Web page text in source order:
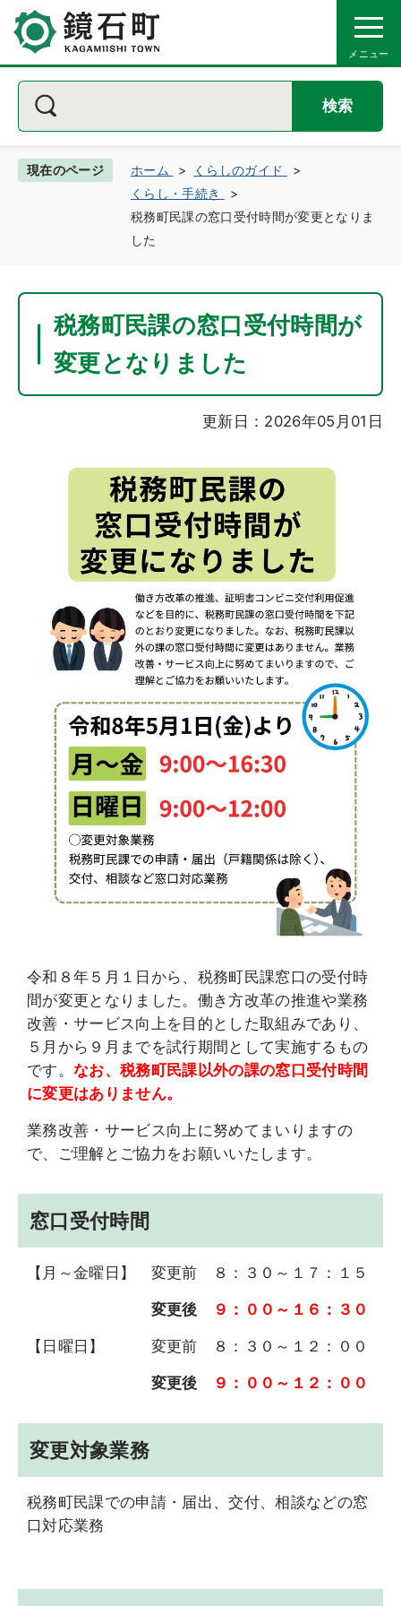
検索
現在のページ ホーム
くらしのガイド
くらし・手続き
税務町民課の窓口受付時間が変更となりま
した
税務町民課の窓口受付時間が
変更となりました
更新日：2026年05月01日
令和８年５月１日から、税務町民課窓口の受付時
間が変更となりました。働き方改革の推進や業務
改善・サービス向上を目的とした取組みであり、
５月から９月までを試行期間として実施するもの
です。なお、税務町民課以外の課の窓口受付時間
に変更はありません。
業務改善・サービス向上に努めてまいりますの
で、ご理解とご協力をお願いいたします。
窓口受付時間
【月～金曜日】 変更前 ８：３０～１７：１５
変更後 ９：００～１６：３０
【日曜日】 変更前 ８：３０～１２：００
変更後 ９：００～１２：００
変更対象業務
税務町民課での申請・届出、交付、相談などの窓
口対応業務